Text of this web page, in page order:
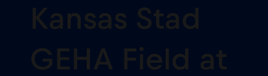
Kansas Stad
GEHA Field at